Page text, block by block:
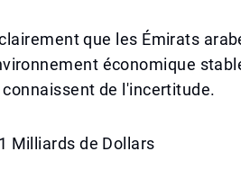
que les Émirats
économique
de l'incertitude.
Milliards de Dollars